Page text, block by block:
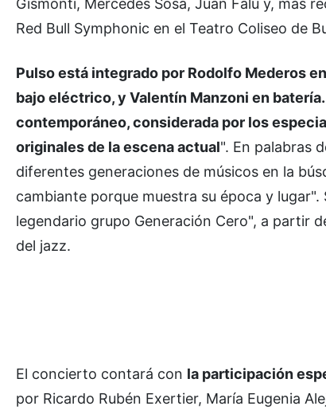
Red Bull Symphonic en el Teatro Coliseo de
Pulso está integrado por Rodolfo Mederos
bajo eléctrico, y Valentín Manzoni en
contemporáneo, considerada por los
originales de la escena actual". En palabras
diferentes generaciones de músicos en la
cambiante porque muestra su época y
legendario grupo Generación Cero", a partir
del jazz.
El concierto contará con la participación
por Ricardo Rubén Exertier, María Eugenia